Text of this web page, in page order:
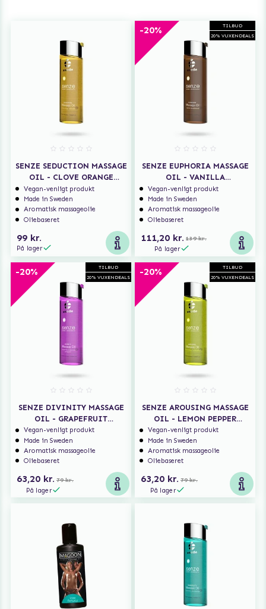
SENZE SEDUCTION MASSAGE
OIL - CLOVE ORANGE
LAVENDER
Vegan-venligt produkt
Made in Sweden
Aromatisk massageolie
Oliebaseret
99 kr.
På lager
TILBUD
20% VUXENDEALS
-20%
SENZE EUPHORIA MASSAGE
OIL - VANILLA
SANDALWOOD
Vegan-venligt produkt
Made in Sweden
Aromatisk massageolie
Oliebaseret
111,20 kr. 139 kr.
På lager
TILBUD
20% VUXENDEALS
-20%
SENZE DIVINITY MASSAGE
OIL - GRAPEFRUIT
PALMAROSA PETITGRAIN
Vegan-venligt produkt
Made in Sweden
Aromatisk massageolie
Oliebaseret
63,20 kr. 79 kr.
På lager
TILBUD
20% VUXENDEALS
-20%
SENZE AROUSING MASSAGE
OIL - LEMON PEPPER
EUCALYPTUS
Vegan-venligt produkt
Made in Sweden
Aromatisk massageolie
Oliebaseret
63,20 kr. 79 kr.
På lager